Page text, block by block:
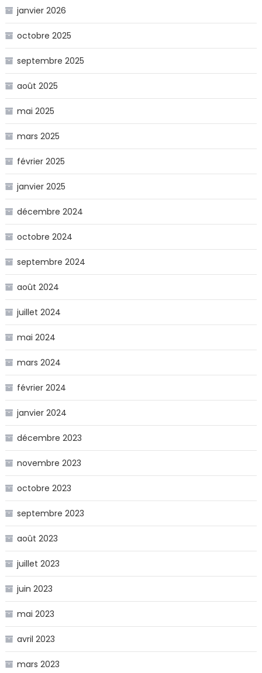
janvier 2026
octobre 2025
septembre 2025
août 2025
mai 2025
mars 2025
février 2025
janvier 2025
décembre 2024
octobre 2024
septembre 2024
août 2024
juillet 2024
mai 2024
mars 2024
février 2024
janvier 2024
décembre 2023
novembre 2023
octobre 2023
septembre 2023
août 2023
juillet 2023
juin 2023
mai 2023
avril 2023
mars 2023